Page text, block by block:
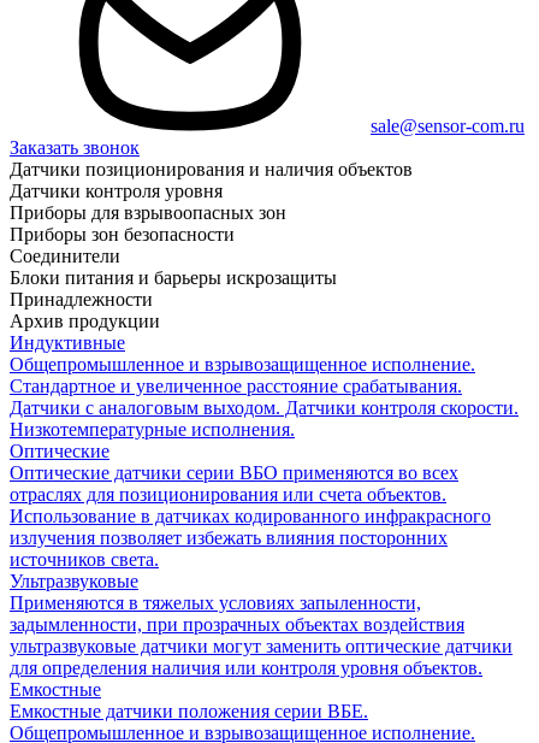
sale@sensor-com.ru
Заказать звонок
Датчики позиционирования и наличия объектов
Датчики контроля уровня
Приборы для взрывоопасных зон
Приборы зон безопасности
Соединители
Блоки питания и барьеры искрозащиты
Принадлежности
Архив продукции
Индуктивные
Общепромышленное и взрывозащищенное исполнение.
Стандартное и увеличенное расстояние срабатывания.
Датчики с аналоговым выходом. Датчики контроля скорости.
Низкотемпературные исполнения.
Оптические
Оптические датчики серии ВБО применяются во всех
отраслях для позиционирования или счета объектов.
Использование в датчиках кодированного инфракрасного
излучения позволяет избежать влияния посторонних
источников света.
Ультразвуковые
Применяются в тяжелых условиях запыленности,
задымленности, при прозрачных объектах воздействия
ультразвуковые датчики могут заменить оптические датчики
для определения наличия или контроля уровня объектов.
Емкостные
Емкостные датчики положения серии ВБЕ.
Общепромышленное и взрывозащищенное исполнение.